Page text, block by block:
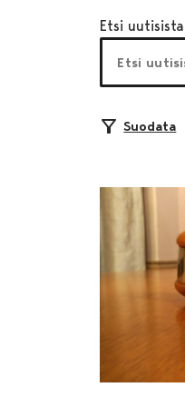
Etsi uutisista
Suodata